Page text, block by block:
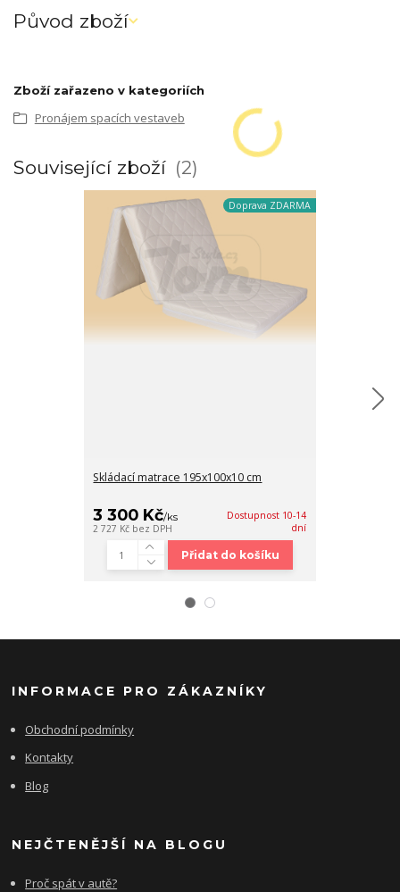
Původ zboží
Zboží zařazeno v kategoriích
Pronájem spacích vestaveb
Související zboží 2
Doprava ZDARMA
Skládací matrace 195x100x10 cm
3 300 Kč/ks
2 727 Kč bez DPH
Dostupnost 10-14
dní
Přidat do košíku
INFORMACE PRO ZÁKAZNÍKY
Obchodní podmínky
Kontakty
Blog
NEJČTENĚJŠÍ NA BLOGU
Proč spát v autě?